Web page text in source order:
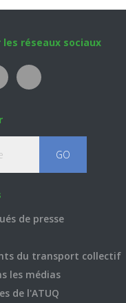
les réseaux sociaux
de presse
du transport collectif
les médias
de l'ATUQ